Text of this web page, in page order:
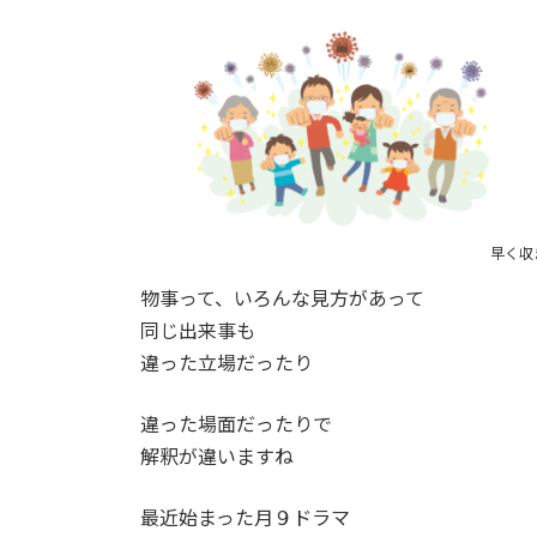
早く収
物事って、いろんな見方があって
同じ出来事も
違った立場だったり
違った場面だったりで
解釈が違いますね
最近始まった月９ドラマ